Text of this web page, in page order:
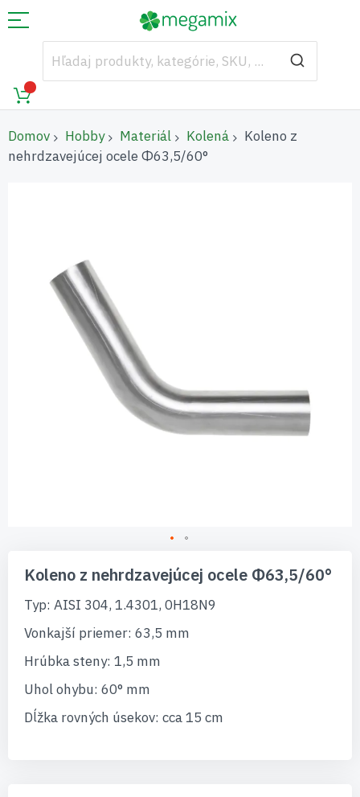
Domov Hobby Materiál Kolená
Koleno z
nehrdzavejúcej ocele Φ63,5/60°
začiatok
galérie
obrázkov
Koleno z nehrdzavejúcej ocele Φ63,5/60°
Typ: AISI 304, 1.4301, 0H18N9
Vonkajší priemer: 63,5 mm
Hrúbka steny: 1,5 mm
Uhol ohybu: 60° mm
Dĺžka rovných úsekov: cca 15 cm